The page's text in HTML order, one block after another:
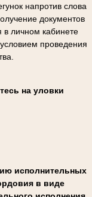
напротив слова
документов
в личном кабинете
проведения
на уловки
исполнительных
в виде